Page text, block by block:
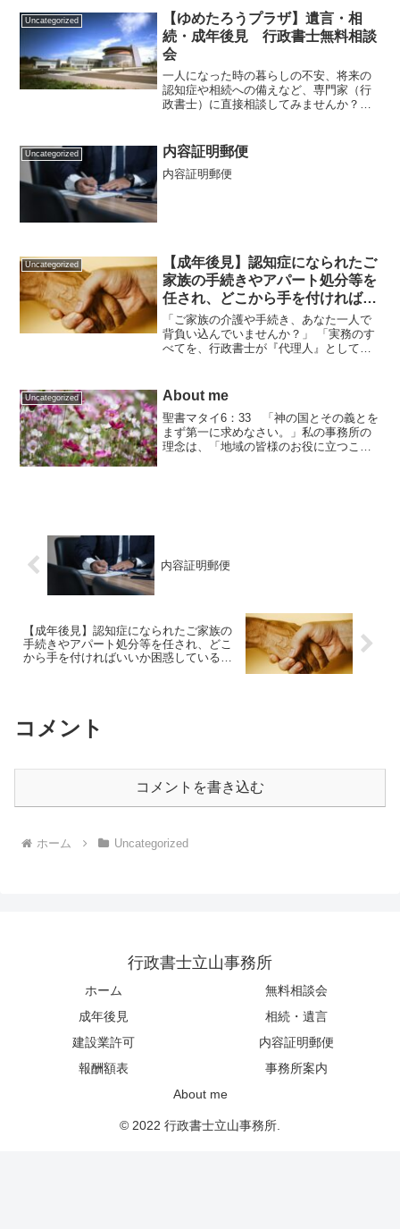
一式（１０...
Uncategorized
【ゆめたろうプラザ】遺言・相
続・成年後見 行政書士無料相談
会
一人になった時の暮らしの不安、将来の
認知症や相続への備えなど、専門家（行
政書士）に直接相談してみませんか？
方もお気軽にお越しください。このよう
なお悩みはありませんか？一人...
Uncategorized 内容証明郵便
内容証明郵便
Uncategorized
【成年後見】認知症になられたご
家族の手続きやアパート処分等を
任され、どこから手を付ければい
いか困惑しているご親族様、病
院・施設関係者様へ：身寄りのな
い高齢者の退院・施設移行・家財
一括サポートします
「ご家族の介護や手続き、あなた一人で
背負い込んでいませんか？」 「実務のす
べてを、行政書士が『代理人』として丸
成年後見業務を行っております、行政書
Uncategorized About me
聖書マタイ6：33 「神の国とその義とを
まず第一に求めなさい。」私の事務所の
理念は、「地域の皆様のお役に立つこ
内容証明郵便
【成年後見】認知症になられたご家族の
手続きやアパート処分等を任され、どこ
から手を付ければいいか困惑しているご
コメント
コメントを書き込む
ホーム Uncategorized
行政書士立山事務所
ホーム
無料相談会
成年後見
相続・遺言
建設業許可
内容証明郵便
報酬額表
事務所案内
About me
© 2022 行政書士立山事務所.